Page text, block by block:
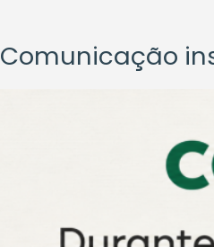
Comunicação